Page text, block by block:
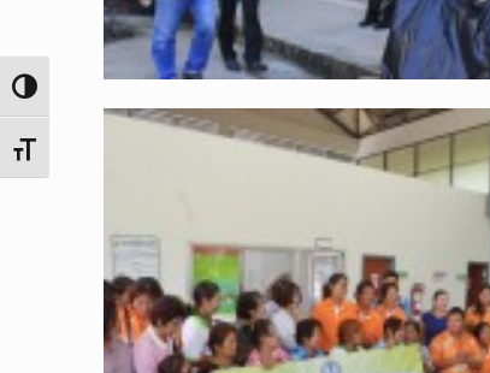
Toggle High Contrast
Toggle Font size